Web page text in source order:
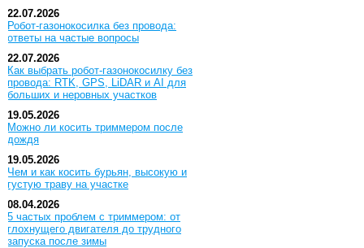
22.07.2026
Робот-газонокосилка без провода:
ответы на частые вопросы
22.07.2026
Как выбрать робот-газонокосилку без
провода: RTK, GPS, LiDAR и AI для
больших и неровных участков
19.05.2026
Можно ли косить триммером после
дождя
19.05.2026
Чем и как косить бурьян, высокую и
густую траву на участке
08.04.2026
5 частых проблем с триммером: от
глохнущего двигателя до трудного
запуска после зимы